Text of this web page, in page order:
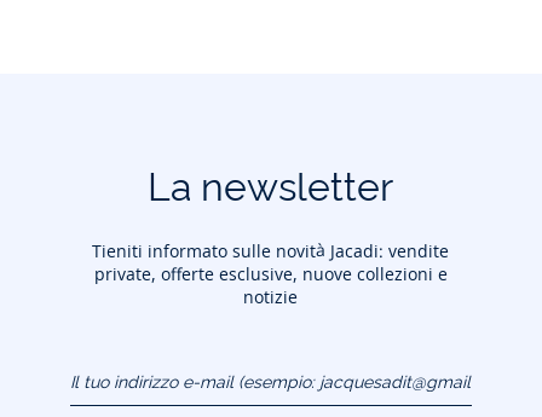
La newsletter
Tieniti informato sulle novità Jacadi: vendite
private, offerte esclusive, nuove collezioni e
notizie
(esempio:
jacquesadit@gmail.com)